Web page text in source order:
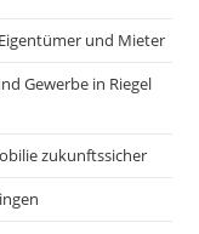
und Mieter
Gewerbe in Riegel
zukunftssicher